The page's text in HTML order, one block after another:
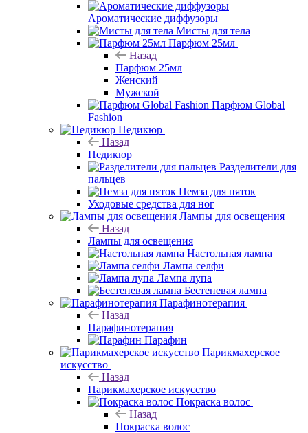
Ароматические диффузоры
Мисты для тела
Парфюм 25мл
Назад
Парфюм 25мл
Женский
Мужской
Парфюм Global
Fashion
Педикюр
Назад
Педикюр
Разделители для
пальцев
Пемза для пяток
Уходовые средства для ног
Лампы для освещения
Назад
Лампы для освещения
Настольная лампа
Лампа селфи
Лампа лупа
Бестеневая лампа
Парафинотерапия
Назад
Парафинотерапия
Парафин
Парикмахерское
искусство
Назад
Парикмахерское искусство
Покраска волос
Назад
Покраска волос